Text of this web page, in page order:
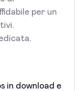
per un
in download e